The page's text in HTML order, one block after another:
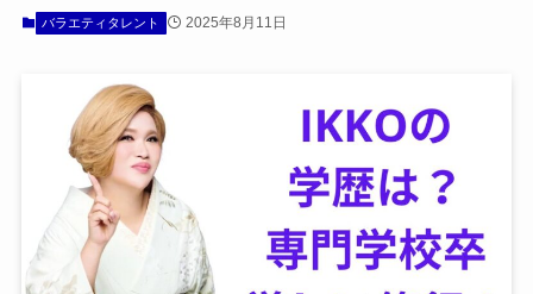
バラエティタレント 2025年8月11日